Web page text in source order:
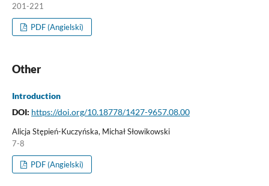
201-221
PDF (Angielski)
Other
Introduction
DOI: https://doi.org/10.18778/1427-9657.08.00
Alicja Stępień-Kuczyńska, Michał Słowikowski
7-8
PDF (Angielski)